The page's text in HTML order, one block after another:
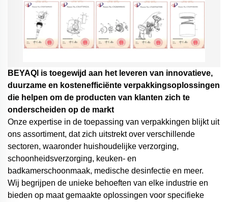
BEYAQl is toegewijd aan het leveren van innovatieve,
duurzame en kostenefficiënte verpakkingsoplossingen
die helpen om de producten van klanten zich te
onderscheiden op de markt
Onze expertise in de toepassing van verpakkingen blijkt uit
ons assortiment, dat zich uitstrekt over verschillende
sectoren, waaronder huishoudelijke verzorging,
schoonheidsverzorging, keuken- en
badkamerschoonmaak, medische desinfectie en meer.
Wij begrijpen de unieke behoeften van elke industrie en
bieden op maat gemaakte oplossingen voor specifieke